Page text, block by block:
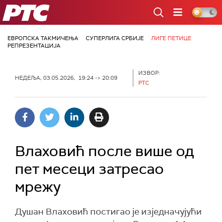
РТС
ЕВРОПСКА ТАКМИЧЕЊА СУПЕРЛИГА СРБИЈЕ
ЛИГЕ ПЕТИЦЕ
РЕПРЕЗЕНТАЦИЈА
НЕДЕЉА, 03.05.2026, 19:24 -> 20:09
ИЗВОР:
РТС
Влаховић после више од
пет месеци затресао
мрежу
Душан Влаховић постигао је изједначујући